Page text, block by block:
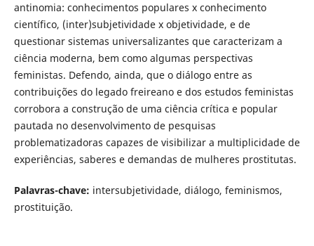
antinomia: conhecimentos populares x conhecimento
científico, (inter)subjetividade x objetividade, e de
questionar sistemas universalizantes que caracterizam a
ciência moderna, bem como algumas perspectivas
feministas. Defendo, ainda, que o diálogo entre as
contribuições do legado freireano e dos estudos feministas
corrobora a construção de uma ciência crítica e popular
pautada no desenvolvimento de pesquisas
problematizadoras capazes de visibilizar a multiplicidade de
experiências, saberes e demandas de mulheres prostitutas.
Palavras-chave: intersubjetividade, diálogo, feminismos,
prostituição.